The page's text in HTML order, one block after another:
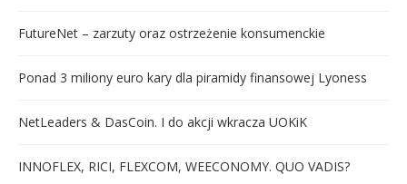
FutureNet – zarzuty oraz ostrzeżenie konsumenckie
Ponad 3 miliony euro kary dla piramidy finansowej Lyoness
NetLeaders & DasCoin. I do akcji wkracza UOKiK
INNOFLEX, RICI, FLEXCOM, WEECONOMY. QUO VADIS?